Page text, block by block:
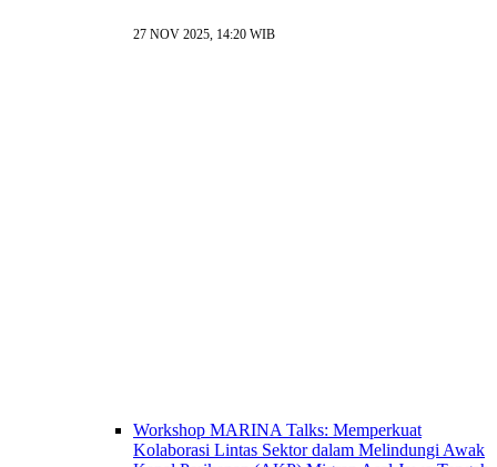
27 NOV 2025, 14:20 WIB
Workshop MARINA Talks: Memperkuat
Kolaborasi Lintas Sektor dalam Melindungi Awak